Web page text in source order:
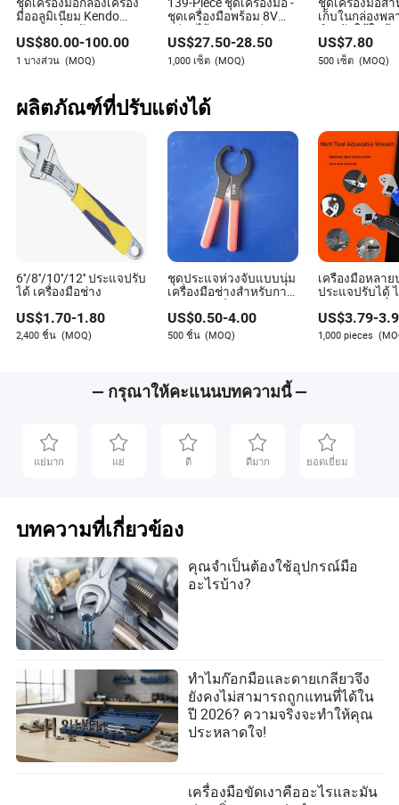
มืออลูมิเนียม Kendo
161PC สำหรับงาน
ซ่อมแซมในบ้านและ
รถยนต์
US$80.00-100.00
1 บางส่วน (MOQ)
ชุดเครื่องมือพร้อม 8V
สว่านไร้สาย ชุดสว่าน
สำหรับงานบ้าน ชุดโปร
เจกต์ DIY
US$27.50-28.50
1,000 เซ็ต (MOQ)
เก็บในกล่องพ
สำหรับใช้ในบ้
บำรุงรักษาเครื่
ทั่วไป ชุดกล่อง
US$7.80
500 เซ็ต (MOQ)
ผลิตภัณฑ์ที่ปรับแต่งได้
6''/8''/10''/12'' ประแจปรับ
ได้ เครื่องมือช่าง
US$1.70-1.80
2,400 ชิ้น (MOQ)
ชุดประแจห่วงจับแบบนุ่ม
เครื่องมือช่างสำหรับการ
ซ่อมรถยนต์
US$0.50-4.00
500 ชิ้น (MOQ)
เครื่องมือหลาย
ประแจปรับได้
สแตนเลส เครื่
มือ
US$3.79-
1,000 pieces
— กรุณาให้คะแนนบทความนี้ —
แย่มาก แย่ ดี ดีมาก ยอดเยี่ยม
บทความที่เกี่ยวข้อง
คุณจำเป็นต้องใช้อุปกรณ์มือ
อะไรบ้าง?
ทำไมก๊อกมือและดายเกลียวจึง
ยังคงไม่สามารถถูกแทนที่ได้ใน
ปี 2026? ความจริงจะทำให้คุณ
ประหลาดใจ!
เครื่องมือขัดเงาคืออะไรและมัน